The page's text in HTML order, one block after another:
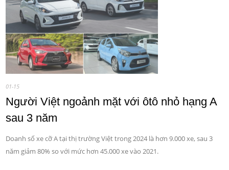
01-15
Người Việt ngoảnh mặt với ôtô nhỏ hạng A
sau 3 năm
Doanh số xe cỡ A tại thị trường Việt trong 2024 là hơn 9.000 xe, sau 3
năm giảm 80% so với mức hơn 45.000 xe vào 2021.